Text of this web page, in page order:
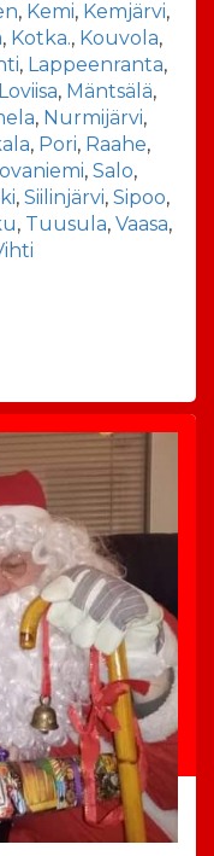
, Kemi, Kemjärvi,
, Kotka., Kouvola,
, Lappeenranta,
Loviisa, Mäntsälä,
, Nurmijärvi,
, Pori, Raahe,
, Salo,
, Siilinjärvi, Sipoo,
, Tuusula, Vaasa,